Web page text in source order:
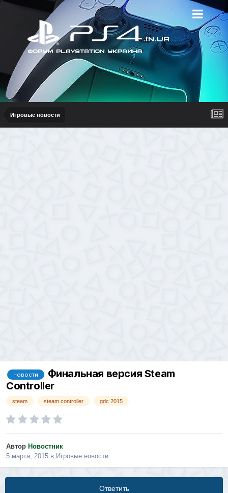
Игровые новости
новости
Финальная версия Steam
Controller
steam steam controller gdc 2015
Автор Новостник
5 марта, 2015 в Игровые новости
Ответить